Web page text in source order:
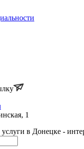
1
в Донецке -